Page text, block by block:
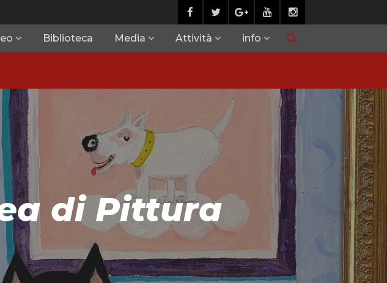
Biblioteca Media Attività info
di Pittura